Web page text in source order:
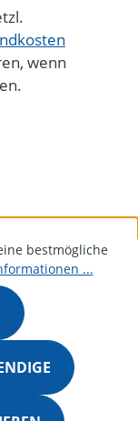
wenn
bestmögliche
...